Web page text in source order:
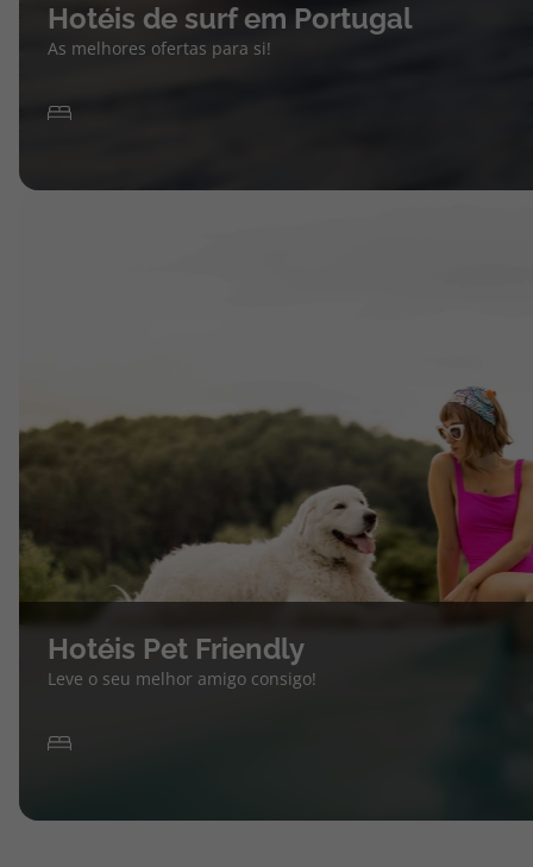
Hotéis de surf em Portugal
As melhores ofertas para si!
Hotéis Pet Friendly
Leve o seu melhor amigo consigo!